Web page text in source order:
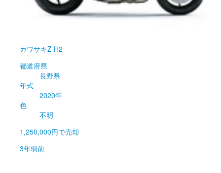
カワサキZ H2
都道府県
長野県
年式
2020年
色
不明
1,250,000円で売却
3年弱前